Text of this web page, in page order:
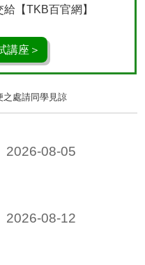
【TKB百官網】
講座＞
處請同學見諒
2026-08-05
2026-08-12